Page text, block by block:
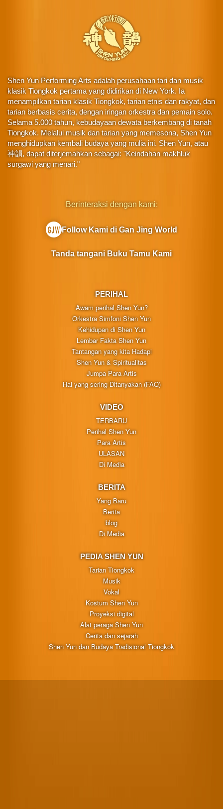
Shen Yun Performing Arts adalah perusahaan tari dan musik
klasik Tiongkok pertama yang didirikan di New York. Ia
menampilkan tarian klasik Tiongkok, tarian etnis dan rakyat, dan
tarian berbasis cerita, dengan iringan orkestra dan pemain solo.
Selama 5.000 tahun, kebudayaan dewata berkembang di tanah
Tiongkok. Melalui musik dan tarian yang memesona, Shen Yun
menghidupkan kembali budaya yang mulia ini. Shen Yun, atau
神韻, dapat diterjemahkan sebagai: "Keindahan makhluk
surgawi yang menari."
PERIHAL
Awam perihal Shen Yun?
Orkestra Simfoni Shen Yun
Kehidupan di Shen Yun
Lembar Fakta Shen Yun
Tantangan yang kita Hadapi
Shen Yun & Spiritualitas
Jumpa Para Artis
Hal yang sering Ditanyakan (FAQ)
VIDEO
TERBARU
Perihal Shen Yun
Para Artis
ULASAN
Di Media
BERITA
Yang Baru
Berita
blog
Di Media
PEDIA SHEN YUN
Tarian Tiongkok
Musik
Vokal
Kostum Shen Yun
Proyeksi digital
Alat peraga Shen Yun
Cerita dan sejarah
Shen Yun dan Budaya Tradisional Tiongkok
Berinteraksi dengan kami:
Follow Kami di Gan Jing World
Tanda tangani Buku Tamu Kami